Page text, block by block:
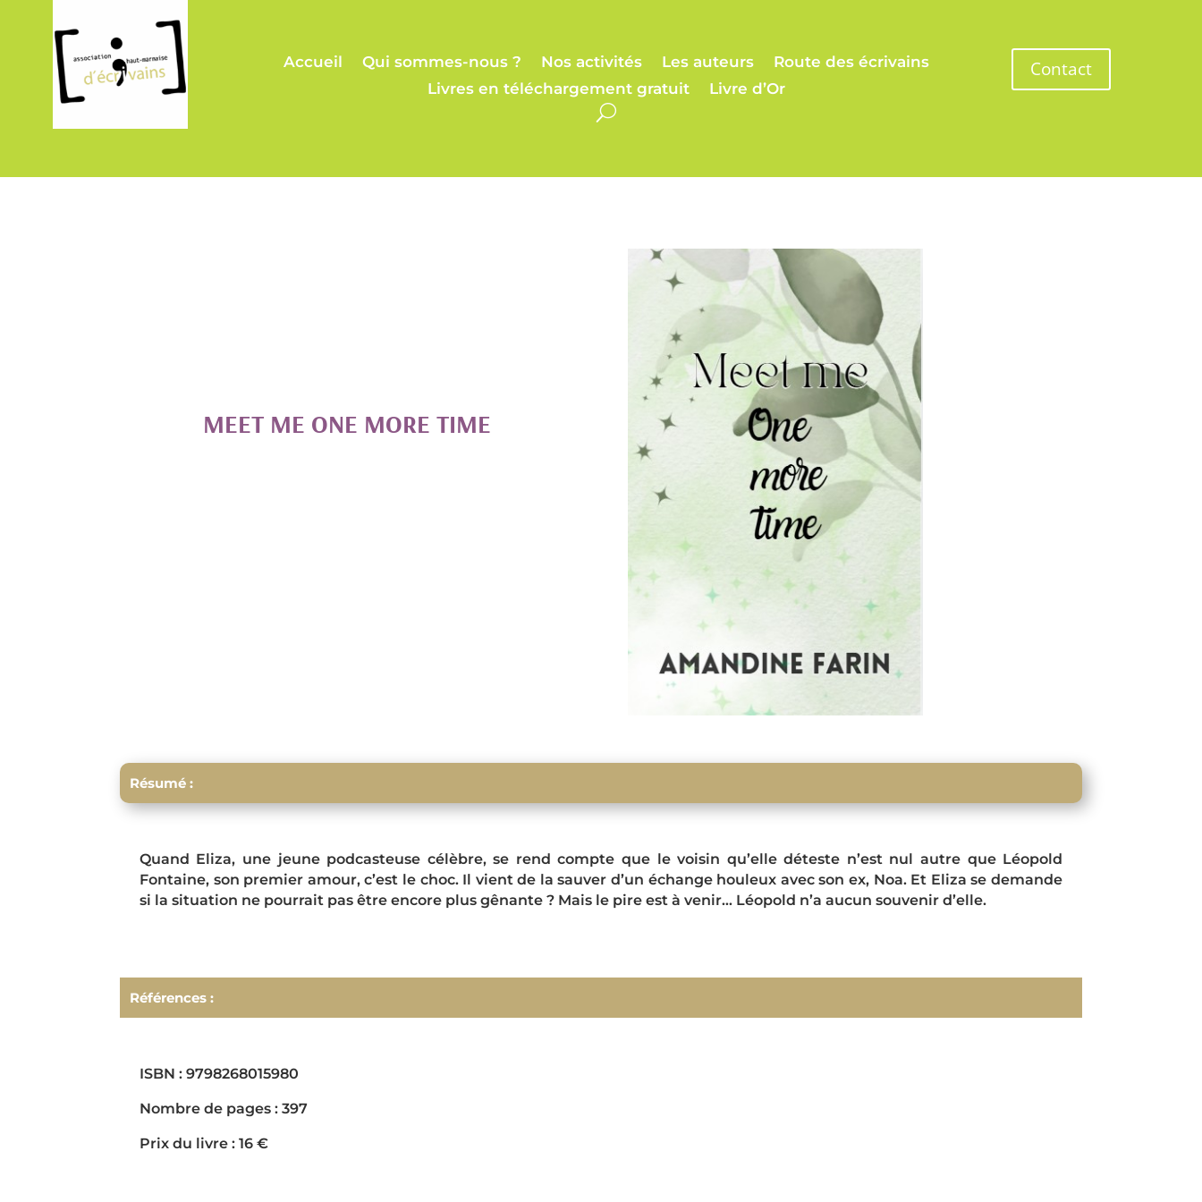
Accueil Qui sommes-nous ? Nos activités Les auteurs
Route des écrivains
Livres en téléchargement gratuit
Livre d’Or
Contact
MEET ME ONE MORE TIME
Résumé :
Quand Eliza, une jeune podcasteuse célèbre, se rend compte que le voisin qu’elle déteste n’est nul autre que Léopold
Fontaine, son premier amour, c’est le choc. Il vient de la sauver d’un échange houleux avec son ex, Noa. Et Eliza se demande
si la situation ne pourrait pas être encore plus gênante ? Mais le pire est à venir… Léopold n’a aucun souvenir d’elle.
Références :
ISBN : 9798268015980
Nombre de pages : 397
Prix du livre : 16 €